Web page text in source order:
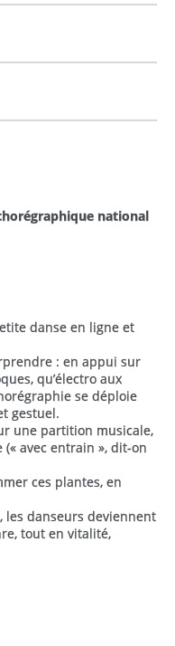
national
danse en ligne et
: en appui sur
qu’électro aux
se déploie
gestuel.
une partition musicale,
avec entrain », dit-on
ces plantes, en
les danseurs deviennent
tout en vitalité,